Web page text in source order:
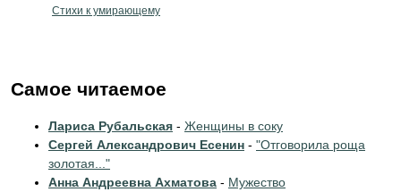
Стихи к умирающему
Самое читаемое
Лариса Рубальская - Женщины в соку
Сергей Александрович Есенин - "Отговорила роща
золотая..."
Анна Андреевна Ахматова - Мужество